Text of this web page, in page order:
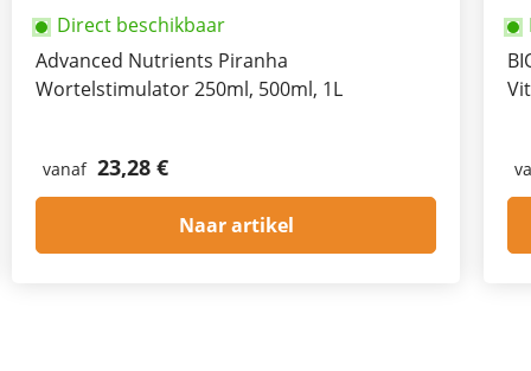
Direct beschikbaar
Advanced Nutrients Piranha
Wortelstimulator 250ml, 500ml, 1L
vanaf 23,28 €
Naar artikel